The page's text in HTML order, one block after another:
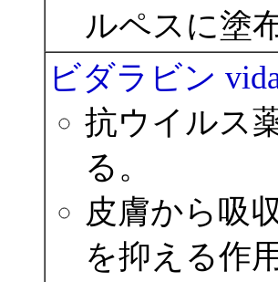
ルペスに塗
ビダラビン
抗ウイルス
る。
皮膚から吸
を抑える作